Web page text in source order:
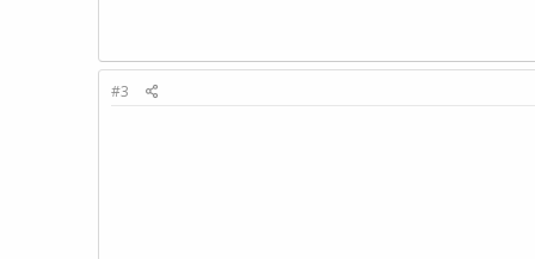
#3